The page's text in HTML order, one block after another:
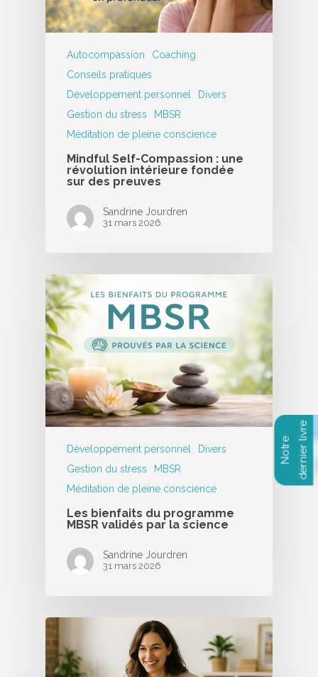
Autocompassion
Coaching
Conseils pratiques
Développement personnel
Divers
Gestion du stress
MBSR
Méditation de pleine conscience
Mindful Self-Compassion : une
révolution intérieure fondée
sur des preuves
Sandrine Jourdren
31 mars 2026
Développement personnel
Divers
Gestion du stress
MBSR
Méditation de pleine conscience
Les bienfaits du programme
MBSR validés par la science
Sandrine Jourdren
31 mars 2026